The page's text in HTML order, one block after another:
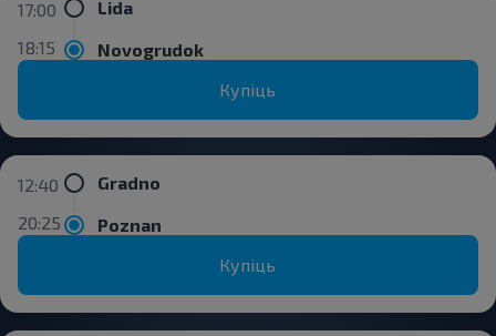
17:00
18:15
Lida
Novogrudok
Купіць
12:40
20:25
Gradno
Poznan
Купіць